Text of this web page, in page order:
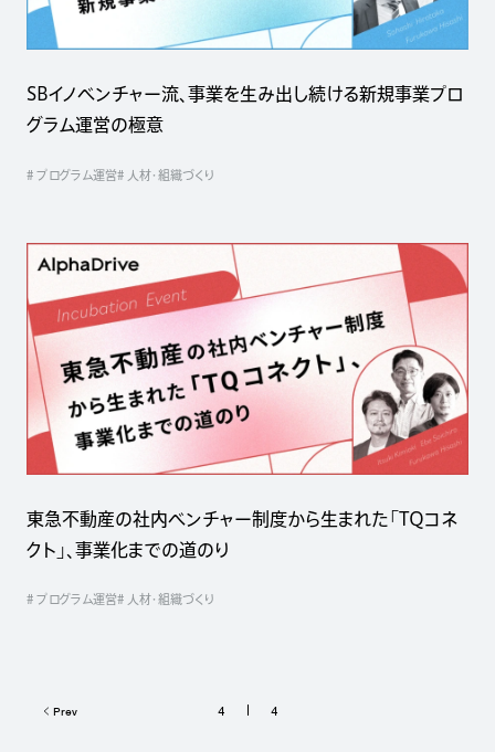
SBイノベンチャー流、事業を生み出し続ける新規事業プロ
グラム運営の極意
# プログラム運営# 人材・組織づくり
東急不動産の社内ベンチャー制度から生まれた「TQコネ
クト」、事業化までの道のり
# プログラム運営# 人材・組織づくり
Prev 4 4